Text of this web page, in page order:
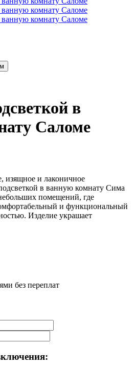
в
Саломе
изящное и лаконичное
в ванную комнату Сима
помещений, где
и функциональный
Изделие украшает
без переплат